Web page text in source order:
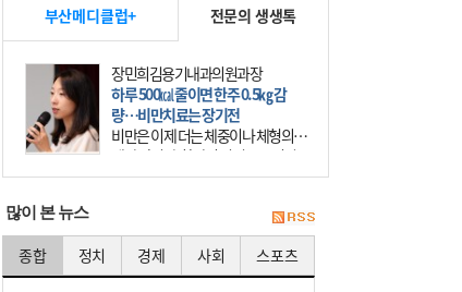
부산메디클럽+ 전문의 생생톡
장민희김용기내과의원과장
하루 500㎉ 줄이면 한주 0.5㎏ 감
량…비만치료는 장기전
비만은 이제 더는 체중이나 체형의 문
제가 아니다. 하나의 질병으로 인지
하고 치료와 관리를 해야 한다. 세계
많이 본 뉴스
종합 정치 경제 사회 스포츠